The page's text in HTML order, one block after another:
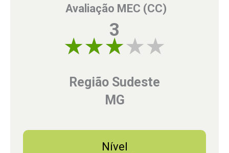
Avaliação MEC (CC)
3
Região Sudeste
MG
Nível